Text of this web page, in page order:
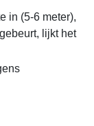
in (5-6 meter),
lijkt het